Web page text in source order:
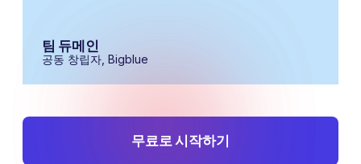
팀 듀메인
공동 창립자, Bigblue
무료로 시작하기